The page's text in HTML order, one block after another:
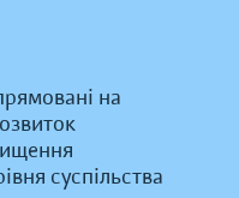
на
суспільства